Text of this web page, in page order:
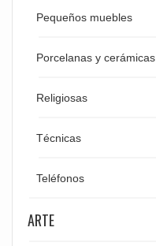
Pequeños muebles
Porcelanas y cerámicas
Religiosas
Técnicas
Teléfonos
ARTE